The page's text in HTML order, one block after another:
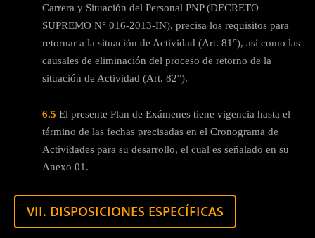
Carrera y Situación del Personal PNP (DECRETO
SUPREMO N° 016-2013-IN), precisa los requisitos para
retornar a la situación de Actividad (Art. 81°), así como las
causales de eliminación del proceso de retorno de la
situación de Actividad (Art. 82°).
6.5 El presente Plan de Exámenes tiene vigencia hasta el
término de las fechas precisadas en el Cronograma de
Actividades para su desarrollo, el cual es señalado en su
Anexo 01.
VII. DISPOSICIONES ESPECÍFICAS